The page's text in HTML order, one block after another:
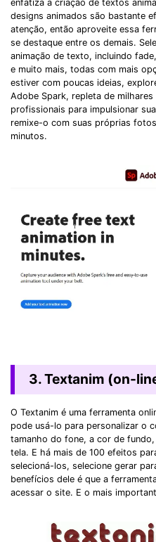
enfatiza a criação de textos
designs animados são bastante
atenção, então aproveite essa
se destaque entre os demais.
animação de texto, incluindo
e muito mais, todas com mais
estiver com poucas ideias,
Adobe Spark, repleta de
profissionais para impulsionar
remixe-o com suas próprias
minutos.
3. Textanim (on-
O Textanim é uma ferramenta
pode usá-lo para personalizar o
tamanho do fone, a cor de
tela. E há mais de 100 efeitos
selecioná-los, selecione gerar
benefícios dele é que a
acessar o site. E o mais